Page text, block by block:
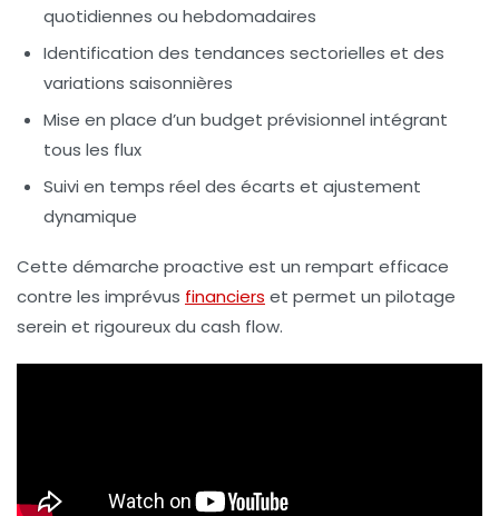
quotidiennes ou hebdomadaires
Identification des tendances sectorielles et des
variations saisonnières
Mise en place d’un budget prévisionnel intégrant
tous les flux
Suivi en temps réel des écarts et ajustement
dynamique
Cette démarche proactive est un rempart efficace
contre les imprévus financiers et permet un pilotage
serein et rigoureux du cash flow.